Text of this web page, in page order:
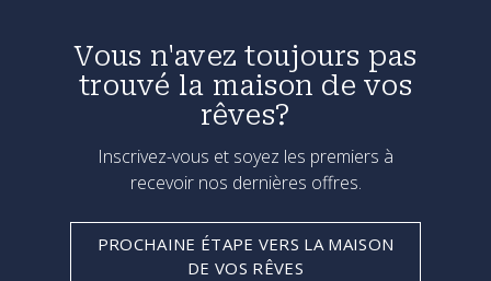
Vous n'avez toujours pas
trouvé la maison de vos
rêves?
Inscrivez-vous et soyez les premiers à
recevoir nos dernières offres.
PROCHAINE ÉTAPE VERS LA MAISON
DE VOS RÊVES